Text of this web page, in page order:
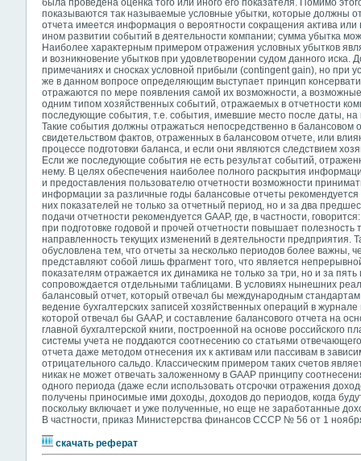
была проведена оценка того или иного его показателя. Помимо
показываются так называемые условные убытки, которые должны
отчета имеется информация о вероятности сокращения актива или
ином развитии событий в деятельности компании; сумма убытка
Наиболее характерным примером отражения условных убытков
и возникновение убытков при удовлетворении судом данного иска.
примечаниях и сносках условной прибыли (contingent gain), но при
же в данном вопросе определяющим выступает принцип
отражаются по мере появления самой их возможности, а
одним типом хозяйственных событий, отражаемых в отчетности
последующие события, т.е. события, имевшие место после даты, на
Такие события должны отражаться непосредственно в балансовом
свидетельством фактов, отраженных в балансовом отчете, или
процессе подготовки баланса, и если они являются следствием
Если же последующие события не есть результат событий,
нему. В целях обеспечения наиболее полного раскрытия
и предоставления пользователю отчетности возможности
информации за различные годы балансовые отчеты рекомендуется
них показателей не только за отчетный период, но и за два
подачи отчетности рекомендуется GAAP, где, в частности,
при подготовке годовой и прочей отчетности повышает полезность
направленность текущих изменений в деятельности предприятия.
обусловлена тем, что отчеты за несколько периодов более важны,
представляют собой лишь фрагмент того, что является
показателям отражается их динамика не только за три, но и за
сопровождается отдельными таблицами. В условиях нынешних
балансовый отчет, который отвечал бы международным
ведение бухгалтерских записей хозяйственных операций в журнале
которой отвечал бы GAAP, и составление балансового отчета на
главной бухгалтерской книги, построенной на основе российского
системы учета не поддаются соотнесению со статьями
отчета даже методом отнесения их к активам или пассивам в
отрицательного сальдо. Классическим примером таких счетов
никак не может отвечать заложенному в GAAP принципу
одного периода (даже если использовать отсрочки отражения
получены приносимые ими доходы, доходов до периодов, когда
поскольку включает и уже полученные, но еще не заработанные
В частности, приказ Министерства финансов СССР № 56 от 1
скачать реферат